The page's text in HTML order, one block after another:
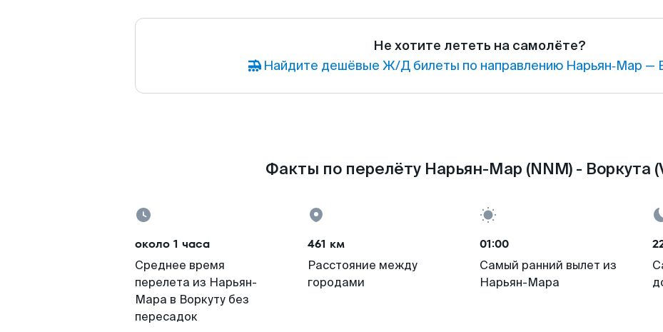
Не хотите лететь на самолёте?
Найдите дешёвые Ж/Д билеты по направлению Нарьян‑Мар —
Факты по перелёту Нарьян-Мар (NNM) - Воркута
около 1 часа
Среднее время
перелета из Нарьян-
Мара в Воркуту без
пересадок
461 км
Расстояние между
городами
01:00
Самый ранний вылет из
Нарьян-Мара